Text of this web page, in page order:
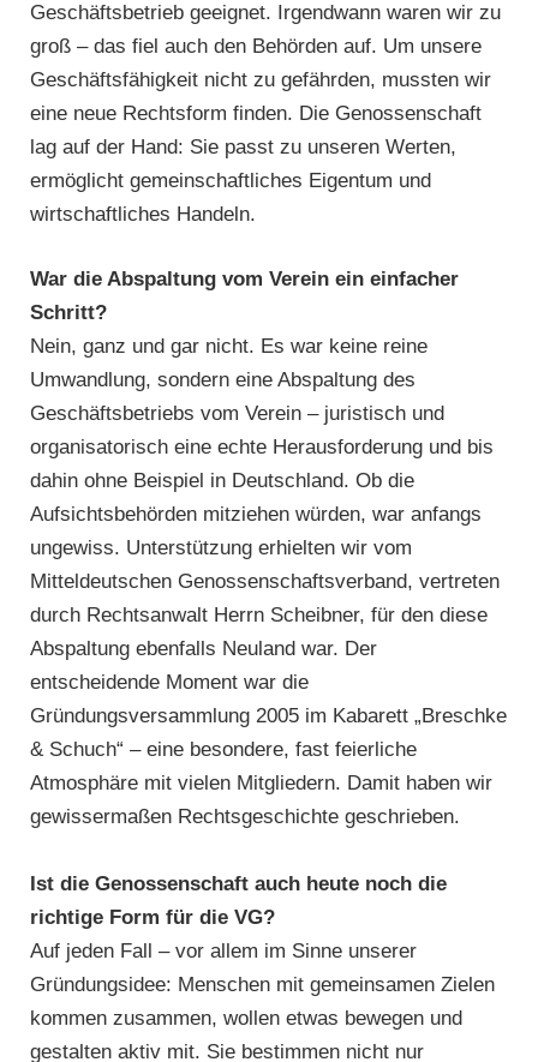
Geschäftsbetrieb geeignet. Irgendwann waren wir zu
groß – das fiel auch den Behörden auf. Um unsere
Geschäftsfähigkeit nicht zu gefährden, mussten wir
eine neue Rechtsform finden. Die Genossenschaft
lag auf der Hand: Sie passt zu unseren Werten,
ermöglicht gemeinschaftliches Eigentum und
wirtschaftliches Handeln.
War die Abspaltung vom Verein ein einfacher
Schritt?
Nein, ganz und gar nicht. Es war keine reine
Umwandlung, sondern eine Abspaltung des
Geschäftsbetriebs vom Verein – juristisch und
organisatorisch eine echte Herausforderung und bis
dahin ohne Beispiel in Deutschland. Ob die
Aufsichtsbehörden mitziehen würden, war anfangs
ungewiss. Unterstützung erhielten wir vom
Mitteldeutschen Genossenschaftsverband, vertreten
durch Rechtsanwalt Herrn Scheibner, für den diese
Abspaltung ebenfalls Neuland war. Der
entscheidende Moment war die
Gründungsversammlung 2005 im Kabarett „Breschke
& Schuch“ – eine besondere, fast feierliche
Atmosphäre mit vielen Mitgliedern. Damit haben wir
gewissermaßen Rechtsgeschichte geschrieben.
Ist die Genossenschaft auch heute noch die
richtige Form für die VG?
Auf jeden Fall – vor allem im Sinne unserer
Gründungsidee: Menschen mit gemeinsamen Zielen
kommen zusammen, wollen etwas bewegen und
gestalten aktiv mit. Sie bestimmen nicht nur